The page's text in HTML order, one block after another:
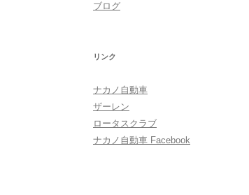
ブログ
リンク
ナカノ自動車
ザーレン
ロータスクラブ
ナカノ自動車 Facebook